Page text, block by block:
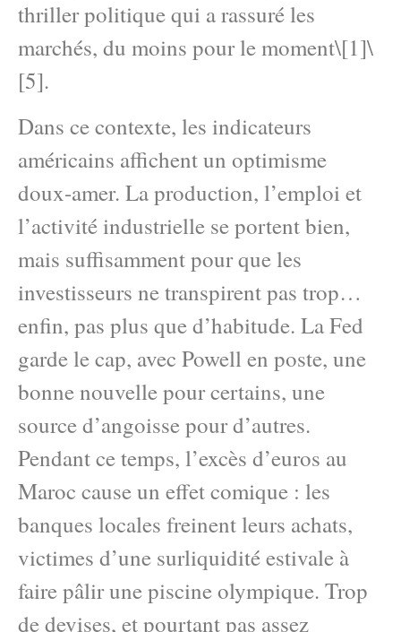
thriller politique qui a rassuré les
marchés, du moins pour le moment\[1]\
[5].
Dans ce contexte, les indicateurs
américains affichent un optimisme
doux-amer. La production, l’emploi et
l’activité industrielle se portent bien,
mais suffisamment pour que les
investisseurs ne transpirent pas trop…
enfin, pas plus que d’habitude. La Fed
garde le cap, avec Powell en poste, une
bonne nouvelle pour certains, une
source d’angoisse pour d’autres.
Pendant ce temps, l’excès d’euros au
Maroc cause un effet comique : les
banques locales freinent leurs achats,
victimes d’une surliquidité estivale à
faire pâlir une piscine olympique. Trop
de devises, et pourtant pas assez